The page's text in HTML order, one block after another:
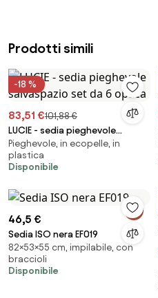
Prodotti simili
-18 %
83,51 €101,88 €
LUCIE - sedia pieghevole
salvaspazio set da 6 opaca
Pieghevole, in ecopelle, in
plastica
Disponibile
46,5 €
Sedia ISO nera EF019
82×53×55 cm, impilabile, con
braccioli
Disponibile